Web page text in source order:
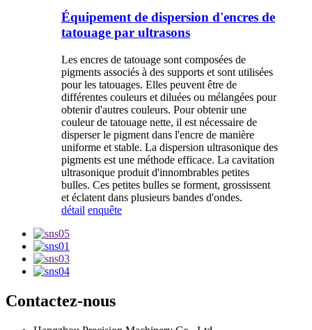
Équipement de dispersion d'encres de
tatouage par ultrasons
Les encres de tatouage sont composées de
pigments associés à des supports et sont utilisées
pour les tatouages. Elles peuvent être de
différentes couleurs et diluées ou mélangées pour
obtenir d'autres couleurs. Pour obtenir une
couleur de tatouage nette, il est nécessaire de
disperser le pigment dans l'encre de manière
uniforme et stable. La dispersion ultrasonique des
pigments est une méthode efficace. La cavitation
ultrasonique produit d'innombrables petites
bulles. Ces petites bulles se forment, grossissent
et éclatent dans plusieurs bandes d'ondes.
détail enquête
Contactez-nous